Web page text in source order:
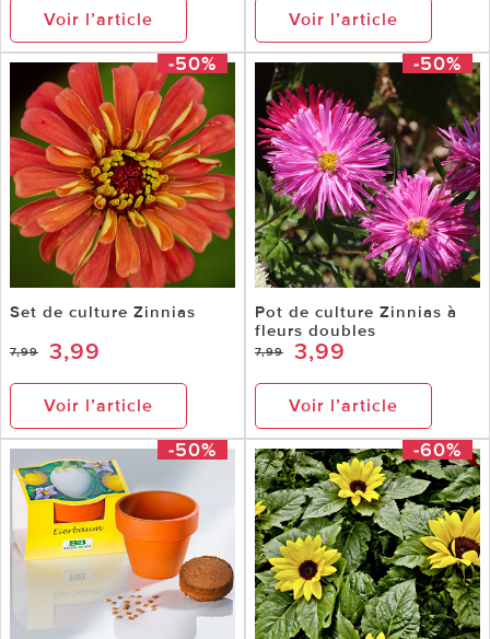
Voir l’article Voir l’article
-50%
Set de culture Zinnias
7,99 3,99
Voir l’article
-50%
Pot de culture Zinnias à
fleurs doubles
7,99 3,99
Voir l’article
-50% -60%